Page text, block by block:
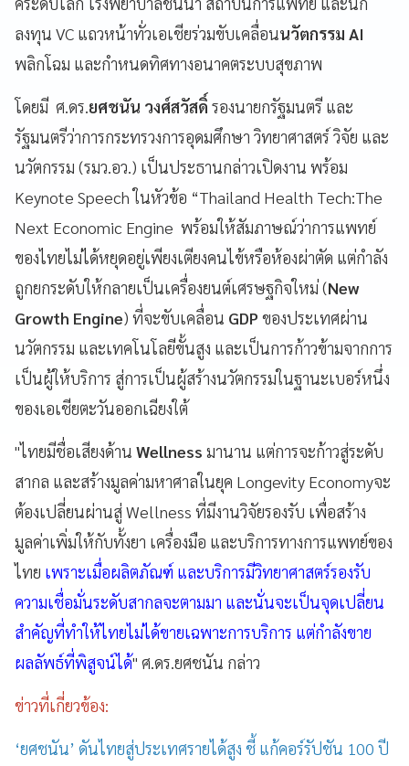
ลงทุน VC แถวหน้าทั่วเอเชียร่วมขับเคลื่อนนวัตกรรม AI
พลิกโฉม และกำหนดทิศทางอนาคตระบบสุขภาพ
โดยมี ศ.ดร.ยศชนัน วงศ์สวัสดิ์ รองนายกรัฐมนตรี และ
รัฐมนตรีว่าการกระทรวงการอุดมศึกษา วิทยาศาสตร์ วิจัย และ
นวัตกรรม (รมว.อว.) เป็นประธานกล่าวเปิดงาน พร้อม
Keynote Speech ในหัวข้อ “Thailand Health Tech:The
Next Economic Engine พร้อมให้สัมภาษณ์ว่าการแพทย์
ของไทยไม่ได้หยุดอยู่เพียงเตียงคนไข้หรือห้องผ่าตัด แต่กำลัง
ถูกยกระดับให้กลายเป็นเครื่องยนต์เศรษฐกิจใหม่ (New
Growth Engine) ที่จะขับเคลื่อน GDP ของประเทศผ่าน
นวัตกรรม และเทคโนโลยีขั้นสูง และเป็นการก้าวข้ามจากการ
เป็นผู้ให้บริการ สู่การเป็นผู้สร้างนวัตกรรมในฐานะเบอร์หนึ่ง
ของเอเชียตะวันออกเฉียงใต้
"ไทยมีชื่อเสียงด้าน Wellness มานาน แต่การจะก้าวสู่ระดับ
สากล และสร้างมูลค่ามหาศาลในยุค Longevity Economyจะ
ต้องเปลี่ยนผ่านสู่ Wellness ที่มีงานวิจัยรองรับ เพื่อสร้าง
มูลค่าเพิ่มให้กับทั้งยา เครื่องมือ และบริการทางการแพทย์ของ
ไทย เพราะเมื่อผลิตภัณฑ์ และบริการมีวิทยาศาสตร์รองรับ
ความเชื่อมั่นระดับสากลจะตามมา และนั่นจะเป็นจุดเปลี่ยน
สำคัญที่ทำให้ไทยไม่ได้ขายเฉพาะการบริการ แต่กำลังขาย
ผลลัพธ์ที่พิสูจน์ได้" ศ.ดร.ยศชนัน กล่าว
ข่าวที่เกี่ยวข้อง:
‘ยศชนัน’ ดันไทยสู่ประเทศรายได้สูง ชี้ แก้คอร์รัปชัน 100 ปี